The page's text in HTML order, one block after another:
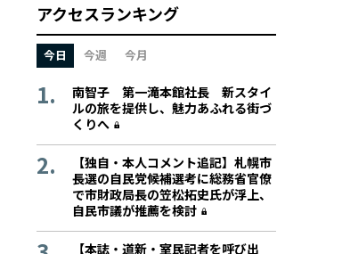
アクセスランキング
今日 今週 今月
南智子 第一滝本館社長 新スタイ
ルの旅を提供し、魅力あふれる街づ
くりへ
【独自・本人コメント追記】札幌市
長選の自民党候補選考に総務省官僚
で市財政局長の笠松拓史氏が浮上、
自民市議が推薦を検討
【本誌・道新・室民記者を呼び出